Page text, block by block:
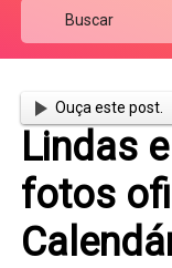
Ouça este post.
Lindas
fotos